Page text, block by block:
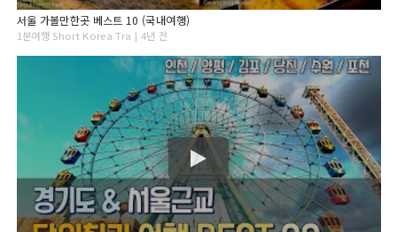
서울 가볼만한곳 베스트 10 (국내여행)
1분여행 Short Korea Tra | 4년 전